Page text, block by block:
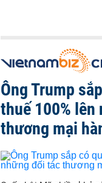
Ông Trump
thuế 100%
thương mại